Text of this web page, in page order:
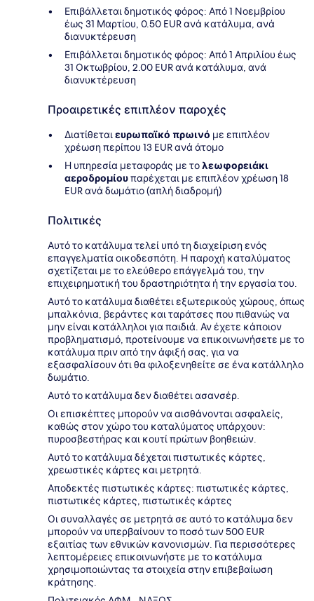
Επιβάλλεται δημοτικός φόρος: Από 1 Νοεμβρίου
έως 31 Μαρτίου, 0.50 EUR ανά κατάλυμα, ανά
διανυκτέρευση
Επιβάλλεται δημοτικός φόρος: Από 1 Απριλίου έως
31 Οκτωβρίου, 2.00 EUR ανά κατάλυμα, ανά
διανυκτέρευση
Προαιρετικές επιπλέον παροχές
Διατίθεταιευρωπαϊκό πρωινό με επιπλέον
χρέωση περίπου 13 EUR ανά άτομο
Η υπηρεσία μεταφοράς με τολεωφορειάκι
αεροδρομίουπαρέχεται με επιπλέον χρέωση 18
EUR ανά δωμάτιο (απλή διαδρομή)
Πολιτικές
Αυτό το κατάλυμα τελεί υπό τη διαχείριση ενός
επαγγελματία οικοδεσπότη. Η παροχή καταλύματος
σχετίζεται με το ελεύθερο επάγγελμά του, την
επιχειρηματική του δραστηριότητα ή την εργασία του.
Αυτό το κατάλυμα διαθέτει εξωτερικούς χώρους, όπως
μπαλκόνια, βεράντες και ταράτσες που πιθανώς να
μην είναι κατάλληλοι για παιδιά. Αν έχετε κάποιον
προβληματισμό, προτείνουμε να επικοινωνήσετε με το
κατάλυμα πριν από την άφιξή σας, για να
εξασφαλίσουν ότι θα φιλοξενηθείτε σε ένα κατάλληλο
δωμάτιο.
Αυτό το κατάλυμα δεν διαθέτει ασανσέρ.
Οι επισκέπτες μπορούν να αισθάνονται ασφαλείς,
καθώς στον χώρο του καταλύματος υπάρχουν:
πυροσβεστήρας και κουτί πρώτων βοηθειών.
Αυτό το κατάλυμα δέχεται πιστωτικές κάρτες,
χρεωστικές κάρτες και μετρητά.
Αποδεκτές πιστωτικές κάρτες: πιστωτικές κάρτες,
πιστωτικές κάρτες, πιστωτικές κάρτες
Οι συναλλαγές σε μετρητά σε αυτό το κατάλυμα δεν
μπορούν να υπερβαίνουν το ποσό των 500 EUR
εξαιτίας των εθνικών κανονισμών. Για περισσότερες
λεπτομέρειες επικοινωνήστε με το κατάλυμα
χρησιμοποιώντας τα στοιχεία στην επιβεβαίωση
κράτησης.